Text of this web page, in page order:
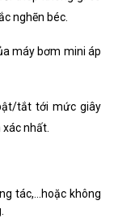
nghẽn béc.
máy bơm mini áp
tắt tới mức giây
nhất.
tác,...hoặc không